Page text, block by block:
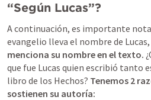
“Según Lucas”?
A continuación, es importante
evangelio lleva el nombre de
menciona su nombre en el texto.
que fue Lucas quien escribió tanto
libro de los Hechos? Tenemos 2
sostienen su autoría: